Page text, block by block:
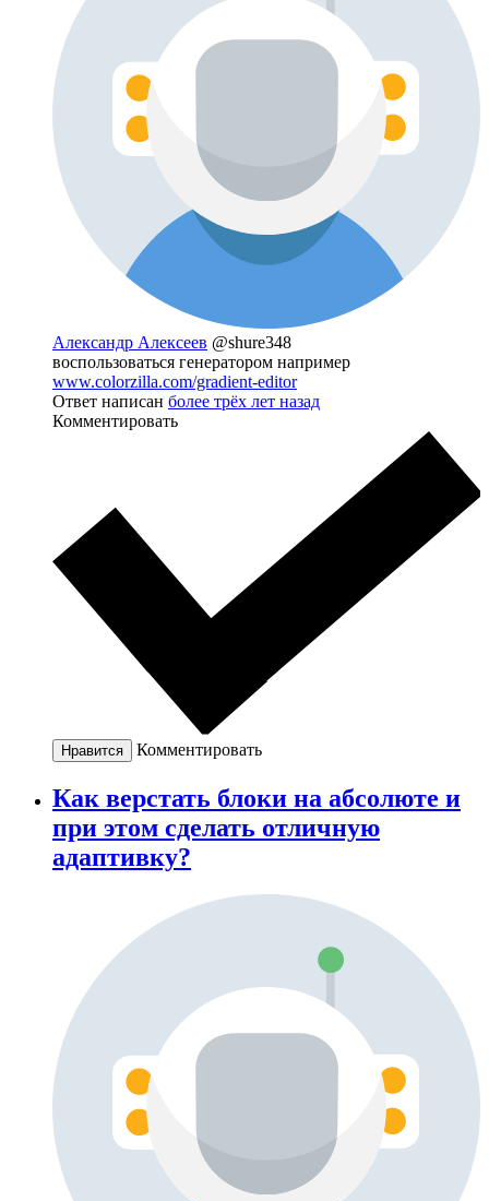
Александр Алексеев @shure348
воспользоваться генератором например
www.colorzilla.com/gradient-editor
Ответ написан более трёх лет назад
Комментировать
Нравится Комментировать
Как верстать блоки на абсолюте и
при этом сделать отличную
адаптивку?